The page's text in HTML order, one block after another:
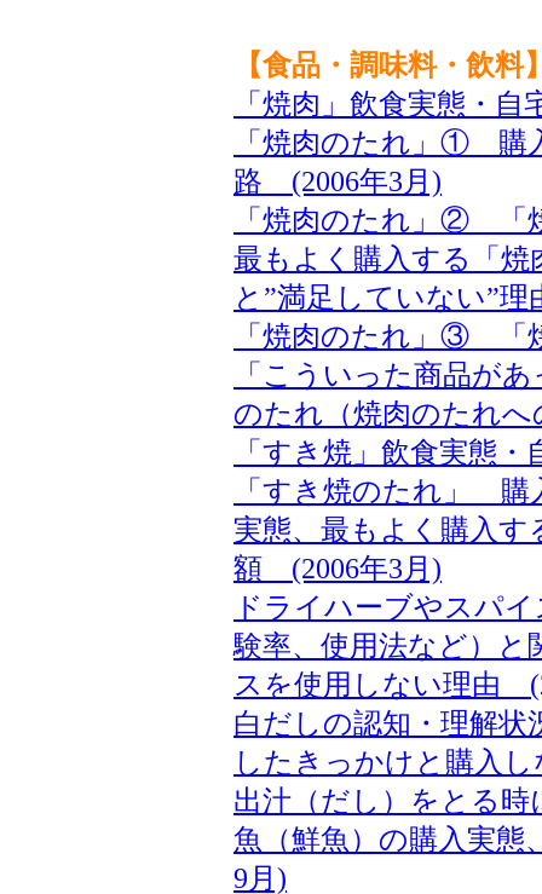
【食品・調味料・飲料
「焼肉」飲食実態・
「焼肉のたれ」① 購
路 (2006年3月)
「焼肉のたれ」② 「
最もよく購入する「焼
と”満足していない”
「焼肉のたれ」③ 「
「こういった商品が
のたれ（焼肉のたれ
「すき焼」飲食実態
「すき焼のたれ」 購
実態、最もよく購入
額 (2006年3月)
ドライハーブやスパ
験率、使用法など）
スを使用しない理由
白だしの認知・理解状
したきっかけと購入
出汁（だし）をとる
魚（鮮魚）の購入実態
9月)